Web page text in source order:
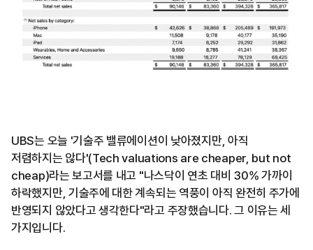
UBS는 오늘 '기술주 밸류에이션이 낮아졌지만, 아직
저렴하지는 않다'(Tech valuations are cheaper, but not
cheap)라는 보고서를 내고 "나스닥이 연초 대비 30% 가까이
하락했지만, 기술주에 대한 계속되는 역풍이 아직 완전히 주가에
반영되지 않았다고 생각한다"라고 주장했습니다. 그 이유는 세
가지입니다.